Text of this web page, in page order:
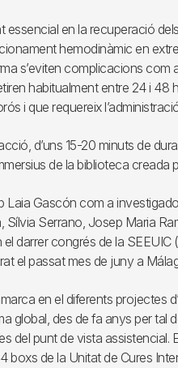
essencial en la recuperació
hemodinàmic en
s’eviten complicacions
habitualment entre 24 i
i que requereix
d’uns 15-20 minuts de
de la biblioteca creada
Laia Gascón com a
Sílvia Serrano, Josep Maria
el darrer congrés de la
el passat mes de juny a
en el diferents projectes
global, des de fa anys per tal
del punt de vista assistencial.
boxs de la Unitat de Cures